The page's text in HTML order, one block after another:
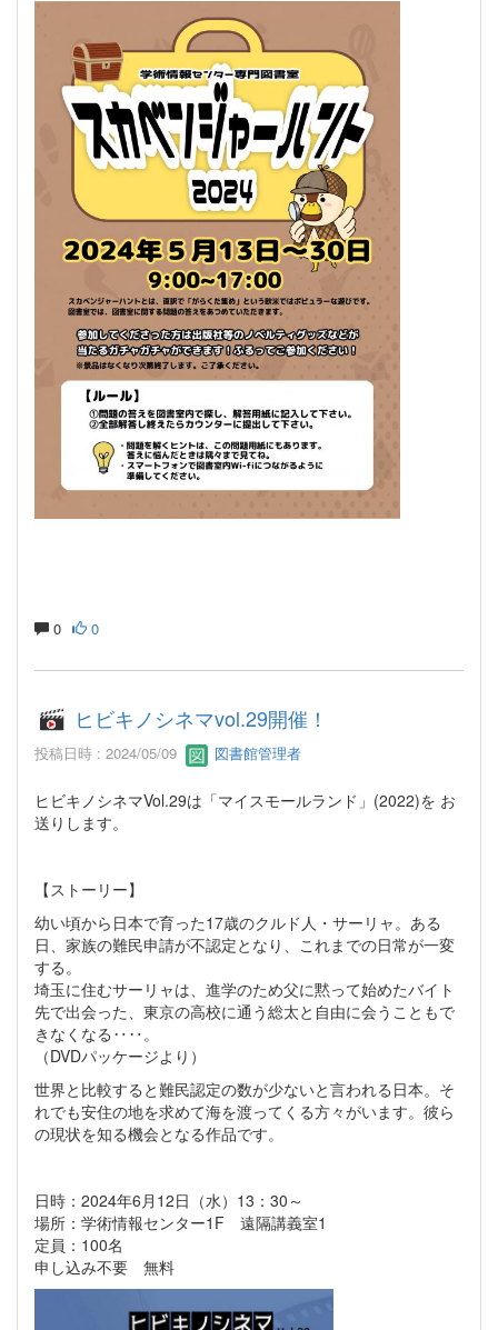
0 0
ヒビキノシネマvol.29開催！
投稿日時 : 2024/05/09 図書館管理者
ヒビキノシネマVol.29は「マイスモールランド」(2022)を お
送りします。
【ストーリー】
幼い頃から日本で育った17歳のクルド人・サーリャ。ある
日、家族の難民申請が不認定となり、これまでの日常が一変
する。
埼玉に住むサーリャは、進学のため父に黙って始めたバイト
先で出会った、東京の高校に通う総太と自由に会うこともで
きなくなる‥‥。
（DVDパッケージより）
世界と比較すると難民認定の数が少ないと言われる日本。そ
れでも安住の地を求めて海を渡ってくる方々がいます。彼ら
の現状を知る機会となる作品です。
日時：2024年6月12日（水）13：30～
場所：学術情報センター1F 遠隔講義室1
定員：100名
申し込み不要 無料